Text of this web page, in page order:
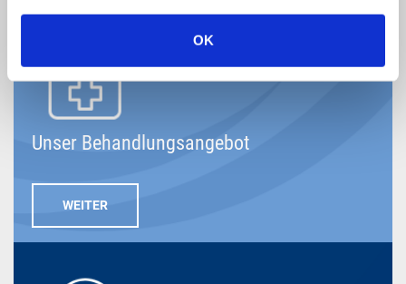
OK
Unser Behandlungsangebot
WEITER